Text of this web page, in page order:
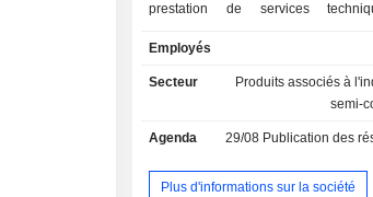
prestation de services
des équipements de polissage
chimique (CMP), des
d'amincissement, des
bords, des équipements
équipements de régénération de
Employés
Secteur
Produits associés à
semi-
Agenda 29/08 Publication des résultats
Plus d'informations sur la société